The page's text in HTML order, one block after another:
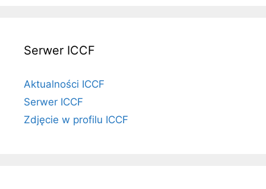
Serwer ICCF
Aktualności ICCF
Serwer ICCF
Zdjęcie w profilu ICCF